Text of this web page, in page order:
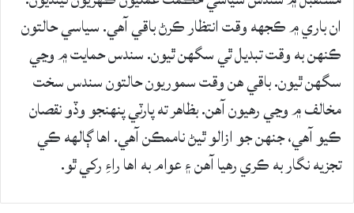
ان باري ۾ ڪجهه وقت انتظار ڪرڻ باقي آهي. سياسي حالتون
ڪنهن به وقت تبديل ٿي سگهن ٿيون. سندس حمايت ۾ وڃي
سگهن ٿيون. باقي هن وقت سموريون حالتون سندس سخت
مخالف ۾ وڃي رهيون آهن. بظاهر ته پارٽي پنهنجو وڏو نقصان
ڪيو آهي، جنهن جو ازالو ٿيڻ ناممڪن آهي. اها ڳالهه ڪي
تجزيه نگار به ڪري رهيا آهن ۽ عوام به اها راءِ رکي ٿو.